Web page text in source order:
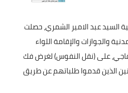
السيد عبد الامير الشمري، حصلت
والجوازات والإقامة اللواء
على (نقل النفوس) لغرض فك
الذين قدموا طلباتهم عن طريق